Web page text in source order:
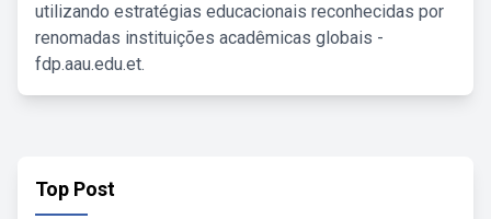
utilizando estratégias educacionais reconhecidas por
renomadas instituições acadêmicas globais -
fdp.aau.edu.et.
Top Post